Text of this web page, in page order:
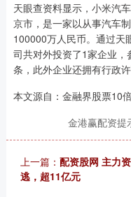
天眼查资料显示，小米汽
京市，是一家以从事汽车
100000万人民币。通过天
司共对外投资了1家企业
条，此外企业还拥有行政许
本文源自：金融界股票10
金港赢配资提
上一篇： 配资股网 主力
逃，超11亿元